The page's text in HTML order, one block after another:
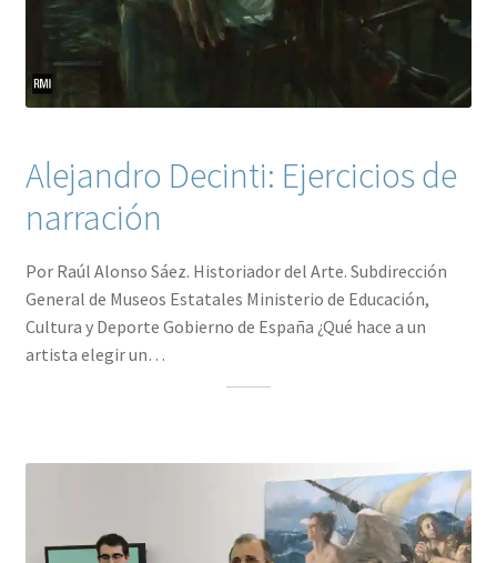
Alejandro Decinti: Ejercicios de
narración
Por Raúl Alonso Sáez. Historiador del Arte. Subdirección
General de Museos Estatales Ministerio de Educación,
Cultura y Deporte Gobierno de España ¿Qué hace a un
artista elegir un…